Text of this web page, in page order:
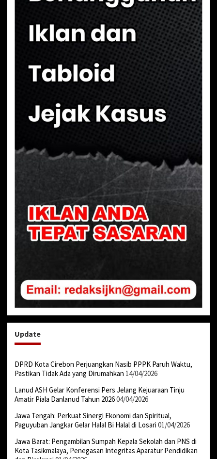
Update
DPRD Kota Cirebon Perjuangkan Nasib PPPK Paruh Waktu,
Pastikan Tidak Ada yang Dirumahkan 14/04/2026
Lanud ASH Gelar Konferensi Pers Jelang Kejuaraan Tinju
Amatir Piala Danlanud Tahun 202604/04/2026
Jawa Tengah: Perkuat Sinergi Ekonomi dan Spiritual,
Paguyuban Jangkar Gelar Halal Bi Halal di Losari 01/04/2026
Jawa Barat: Pengambilan Sumpah Kepala Sekolah dan PNS di
Kota Tasikmalaya, Penegasan Integritas Aparatur Pendidikan